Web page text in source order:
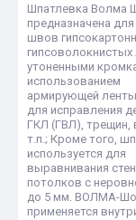
Шпатлевка Волма
предназначена
швов
гипсоволокнистых
утоненными
использованием
армирующей
для исправления
ГКЛ (ГВЛ), трещин,
т.п.; Кроме того,
используется для
выравнивания
потолков с
до 5 мм. ВОЛМА-
применяется